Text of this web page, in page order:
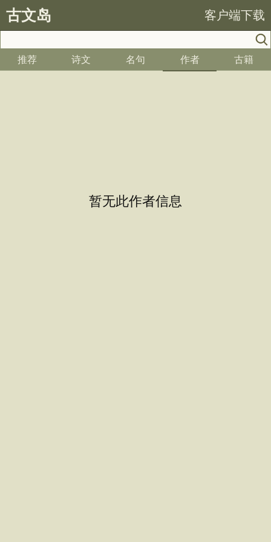
古文岛 客户端下载
推荐 诗文 名句 作者 古籍
暂无此作者信息